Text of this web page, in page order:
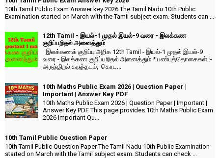
10th Tamil Public Exam Answer key 2026 The Tamil Nadu 10th Public
Examination started on March with the Tamil subject exam. Students can ...
12th Tamil - இயல்-1 முதல் இயல்-9 வரை - இலக்கண
குறிப்பறிதல் அனைத்தும்
இலக்கணக் குறிப்பு அறிக 12th Tamil - இயல்-1 முதல் இயல்-9
வரை - இலக்கண குறிப்பறிதல் அனைத்தும் * பண்புத்தொகைகள் :-
அருந்திறல் கருந்தடம், கொட...
10th Maths Public Exam 2026 | Question Paper |
Important | Answer Key PDF
10th Maths Public Exam 2026 | Question Paper | Important |
Answer Key PDF This page provides 10th Maths Public Exam
2026 Important Qu...
10th Tamil Public Question Paper
10th Tamil Public Question Paper The Tamil Nadu 10th Public Examination
started on March with the Tamil subject exam. Students can check ...